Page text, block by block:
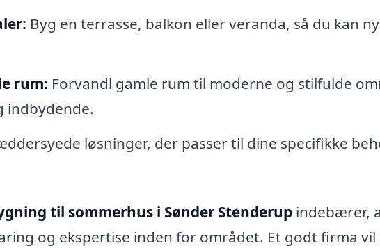
Byg en terrasse, balkon eller veranda, så du kan
rum: Forvandl gamle rum til moderne og stilfulde
indbydende.
løsninger, der passer til dine specifikke
til sommerhus i Sønder Stenderup indebærer,
og ekspertise inden for området. Et godt firma vil